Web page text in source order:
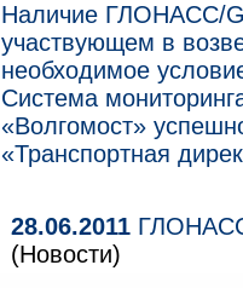
Наличие ГЛОНАСС/
участвующем в
необходимое
Система
«Волгомост»
«Транспортная
28.06.2011 ГЛОНАСС
(Новости)